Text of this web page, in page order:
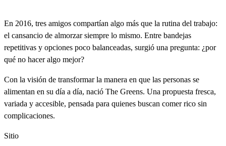
En 2016, tres amigos compartían algo más que la rutina del trabajo:
el cansancio de almorzar siempre lo mismo. Entre bandejas
repetitivas y opciones poco balanceadas, surgió una pregunta: ¿por
qué no hacer algo mejor?
Con la visión de transformar la manera en que las personas se
alimentan en su día a día, nació The Greens. Una propuesta fresca,
variada y accesible, pensada para quienes buscan comer rico sin
complicaciones.
Sitio